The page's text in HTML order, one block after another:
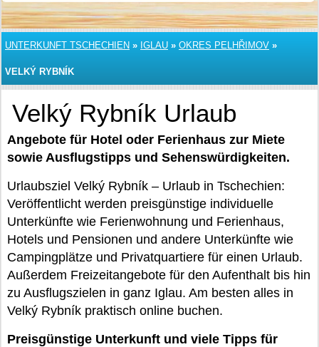
UNTERKUNFT TSCHECHIEN » IGLAU » OKRES PELHŘIMOV »
VELKÝ RYBNÍK
Velký Rybník Urlaub
Angebote für Hotel oder Ferienhaus zur Miete
sowie Ausflugstipps und Sehenswürdigkeiten.
Urlaubsziel Velký Rybník – Urlaub in Tschechien:
Veröffentlicht werden preisgünstige individuelle
Unterkünfte wie Ferienwohnung und Ferienhaus,
Hotels und Pensionen und andere Unterkünfte wie
Campingplätze und Privatquartiere für einen Urlaub.
Außerdem Freizeitangebote für den Aufenthalt bis hin
zu Ausflugszielen in ganz Iglau. Am besten alles in
Velký Rybník praktisch online buchen.
Preisgünstige Unterkunft und viele Tipps für